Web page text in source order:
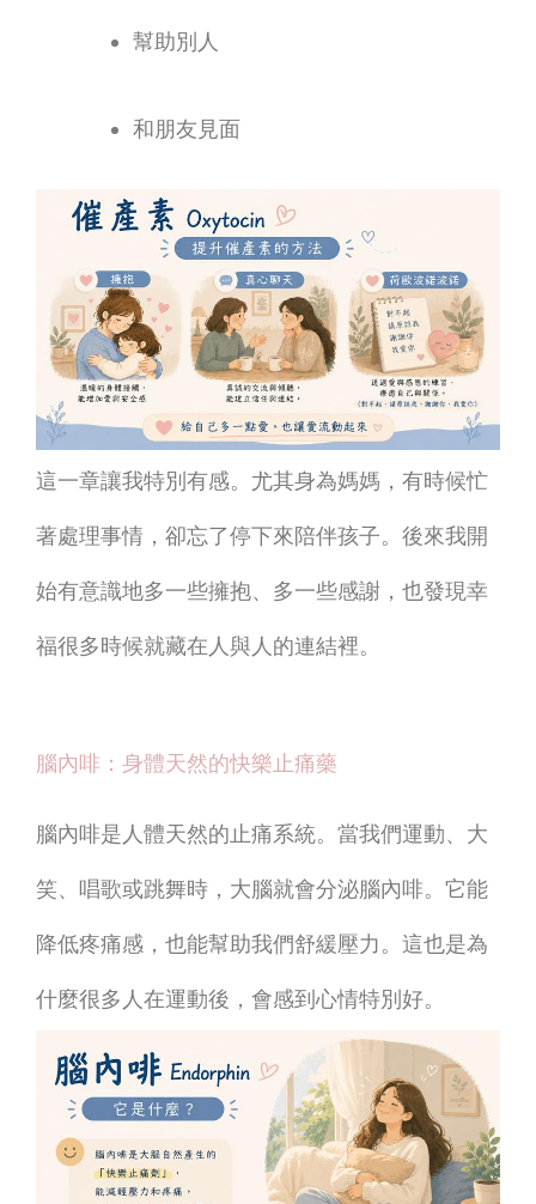
幫助別人
和朋友見面
這一章讓我特別有感。尤其身為媽媽，有時候忙
著處理事情，卻忘了停下來陪伴孩子。後來我開
始有意識地多一些擁抱、多一些感謝，也發現幸
福很多時候就藏在人與人的連結裡。
腦內啡：身體天然的快樂止痛藥
腦內啡是人體天然的止痛系統。當我們運動、大
笑、唱歌或跳舞時，大腦就會分泌腦內啡。它能
降低疼痛感，也能幫助我們舒緩壓力。這也是為
什麼很多人在運動後，會感到心情特別好。